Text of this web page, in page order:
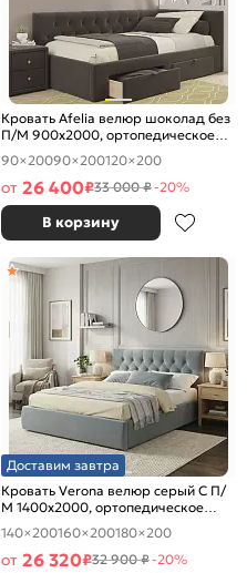
Кровать Afelia велюр шоколад без
П/М 900x2000, ортопедическое
основание, изголовье мягкое
90×20090×200120×200
от 26 400₽33 000 ₽-20%
В корзину
Доставим завтра
Кровать Verona велюр серый С П/
М 1400x2000, ортопедическое
основание, изголовье мягкое
140×200160×200180×200
от 26 320₽32 900 ₽-20%